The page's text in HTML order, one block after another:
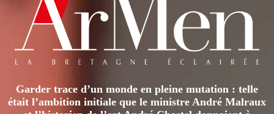
variations.
Les
options
peuvent
choisies
sur
Garder trace d’un monde en pleine mutation : telle
était l’ambition initiale que le ministre André Malraux